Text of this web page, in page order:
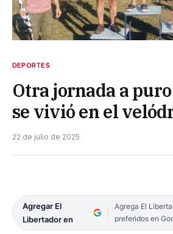
DEPORTES
Otra jornada a
se vivió en el
22 de julio de 2025
Agregar El
Libertador en
Agrega El
preferidos en